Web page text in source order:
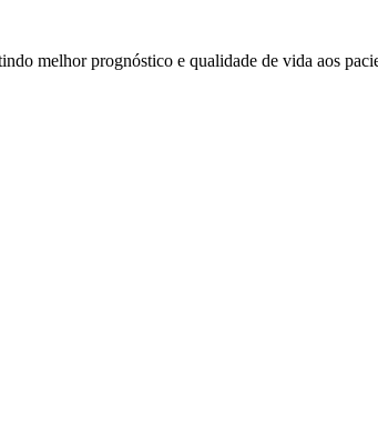
melhor prognóstico e qualidade de vida aos